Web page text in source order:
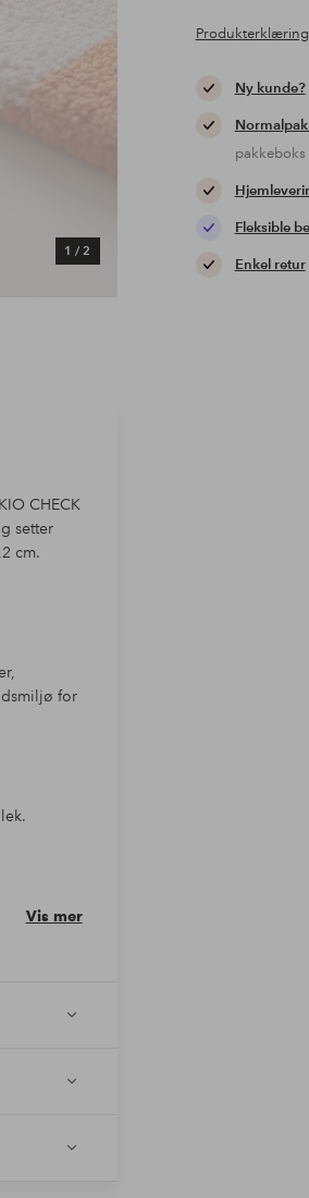
1 / 2
Produkterklæring
Ny kunde?
pakkeboks
Fleksible
Enkel retur
CHECK
setter
cm.
for
Vis mer